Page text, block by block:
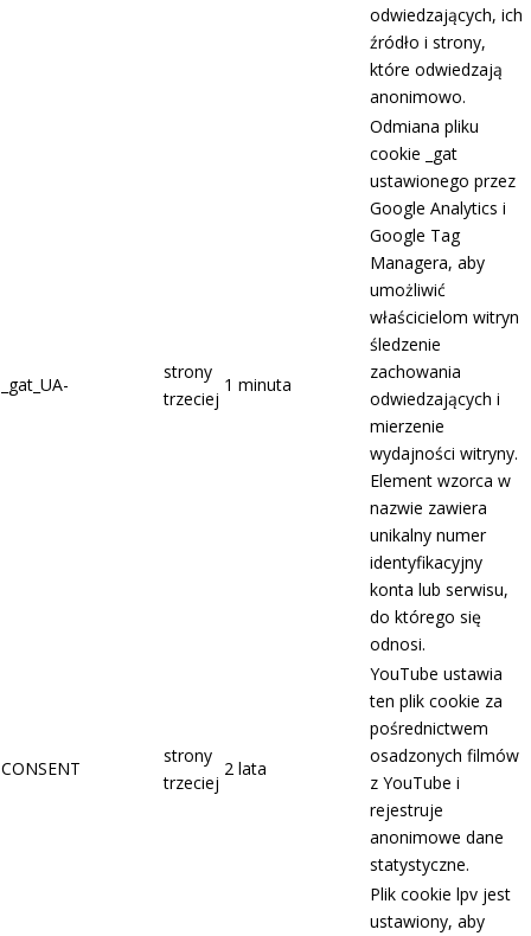
odwiedzających, ich
źródło i strony,
które odwiedzają
anonimowo.
_gat_UA-
strony
trzeciej
1 minuta
Odmiana pliku
cookie _gat
ustawionego przez
Google Analytics i
Google Tag
Managera, aby
umożliwić
właścicielom witryn
śledzenie
zachowania
odwiedzających i
mierzenie
wydajności witryny.
Element wzorca w
nazwie zawiera
unikalny numer
identyfikacyjny
konta lub serwisu,
do którego się
odnosi.
CONSENT
strony
trzeciej
2 lata
YouTube ustawia
ten plik cookie za
pośrednictwem
osadzonych filmów
z YouTube i
rejestruje
anonimowe dane
statystyczne.
Plik cookie lpv jest
ustawiony, aby